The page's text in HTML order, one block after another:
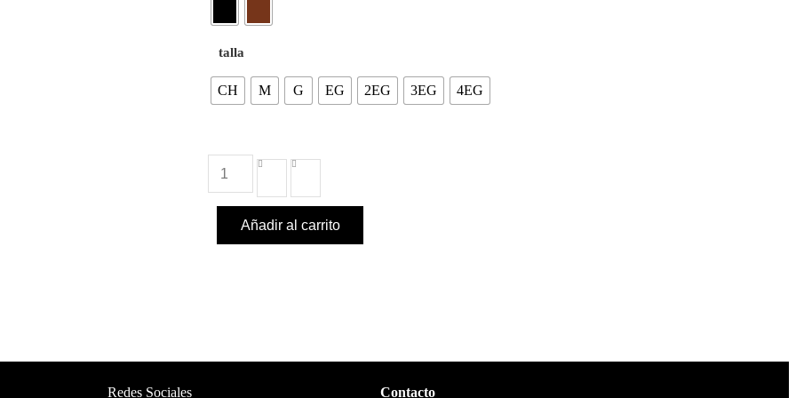
talla
CH M G EG 2EG 3EG 4EG
Añadir al carrito
Redes Sociales Contacto